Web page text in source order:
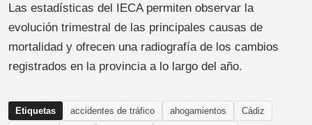
Las estadísticas del IECA permiten observar la
evolución trimestral de las principales causas de
mortalidad y ofrecen una radiografía de los cambios
registrados en la provincia a lo largo del año.
Etiquetas accidentes de tráfico ahogamientos
Cádiz